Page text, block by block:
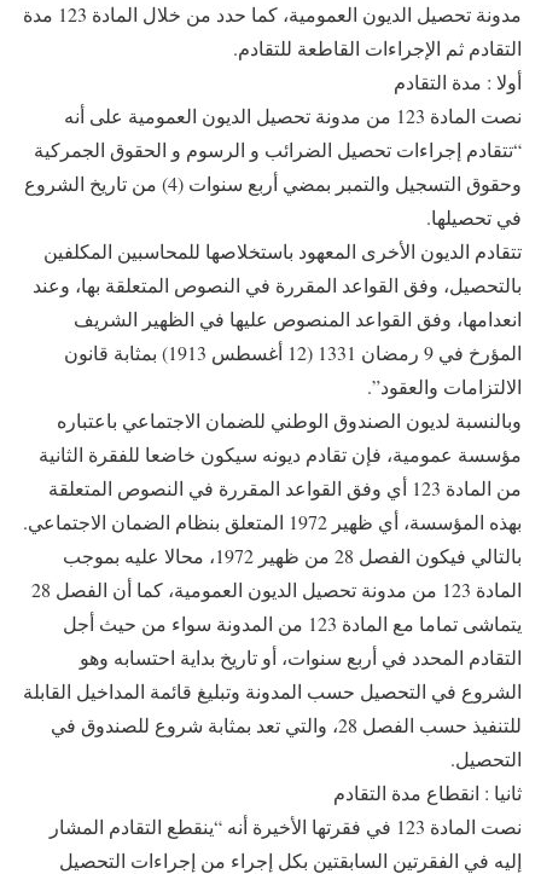
مدونة تحصيل الديون العمومية، كما حدد من خلال المادة 123 مدة
التقادم ثم الإجراءات القاطعة للتقادم.
أولا : مدة التقادم
نصت المادة 123 من مدونة تحصيل الديون العمومية على أنه
“تتقادم إجراءات تحصيل الضرائب و الرسوم و الحقوق الجمركية
وحقوق التسجيل والتمبر بمضي أربع سنوات (4) من تاريخ الشروع
في تحصيلها.
تتقادم الديون الأخرى المعهود باستخلاصها للمحاسبين المكلفين
بالتحصيل، وفق القواعد المقررة في النصوص المتعلقة بها، وعند
انعدامها، وفق القواعد المنصوص عليها في الظهير الشريف
المؤرخ في 9 رمضان 1331 (12 أغسطس 1913) بمثابة قانون
الالتزامات والعقود”.
وبالنسبة لديون الصندوق الوطني للضمان الاجتماعي باعتباره
مؤسسة عمومية، فإن تقادم ديونه سيكون خاضعا للفقرة الثانية
من المادة 123 أي وفق القواعد المقررة في النصوص المتعلقة
بهذه المؤسسة، أي ظهير 1972 المتعلق بنظام الضمان الاجتماعي.
بالتالي فيكون الفصل 28 من ظهير 1972، محالا عليه بموجب
المادة 123 من مدونة تحصيل الديون العمومية، كما أن الفصل 28
يتماشى تماما مع المادة 123 من المدونة سواء من حيث أجل
التقادم المحدد في أربع سنوات، أو تاريخ بداية احتسابه وهو
الشروع في التحصيل حسب المدونة وتبليغ قائمة المداخيل القابلة
للتنفيذ حسب الفصل 28، والتي تعد بمثابة شروع للصندوق في
التحصيل.
ثانيا : انقطاع مدة التقادم
نصت المادة 123 في فقرتها الأخيرة أنه “ينقطع التقادم المشار
إليه في الفقرتين السابقتين بكل إجراء من إجراءات التحصيل